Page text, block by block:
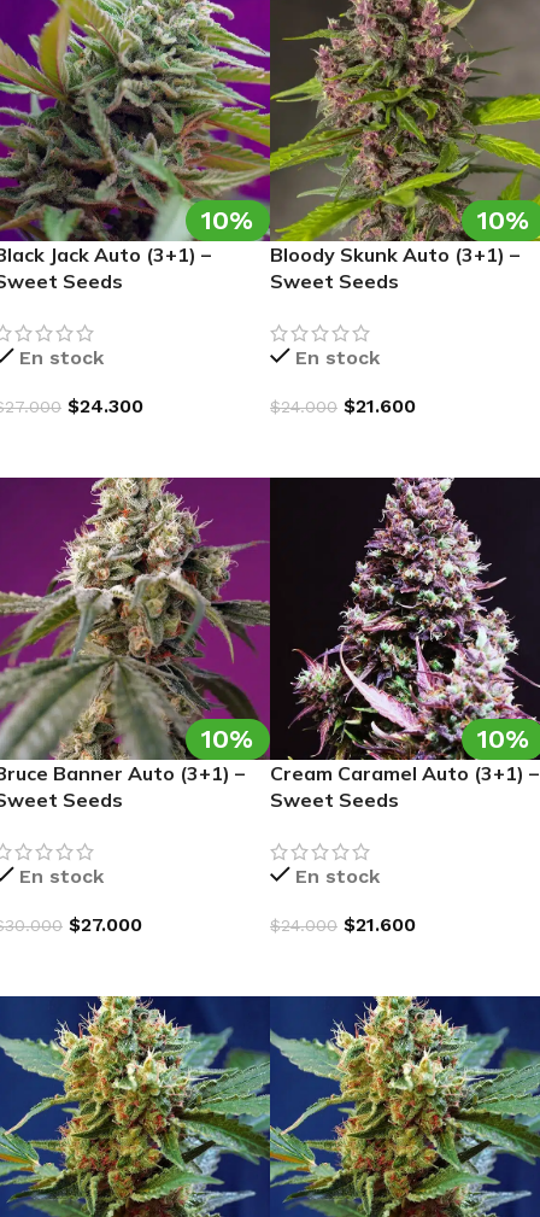
10%
Jack Auto (3+1) –
Seeds
En stock
27.000 $24.300
10%
Bloody Skunk Auto (3+1) –
Sweet Seeds
En stock
$24.000 $21.600
10%
Banner Auto (3+1) –
Seeds
En stock
30.000 $27.000
10%
Cream Caramel Auto (3+1) –
Sweet Seeds
En stock
$24.000 $21.600